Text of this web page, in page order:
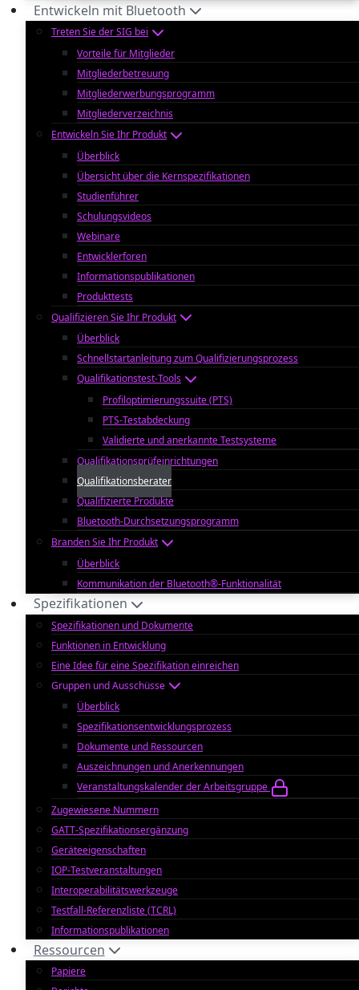
Entwickeln mit Bluetooth
Treten Sie der SIG bei
Vorteile für Mitglieder
Mitgliederbetreuung
Mitgliederwerbungsprogramm
Mitgliederverzeichnis
Entwickeln Sie Ihr Produkt
Überblick
Übersicht über die Kernspezifikationen
Studienführer
Schulungsvideos
Webinare
Entwicklerforen
Informationspublikationen
Produkttests
Qualifizieren Sie Ihr Produkt
Überblick
Schnellstartanleitung zum Qualifizierungsprozess
Qualifikationstest-Tools
Profiloptimierungssuite (PTS)
PTS-Testabdeckung
Validierte und anerkannte Testsysteme
Qualifikationsprüfeinrichtungen
Qualifikationsberater
Qualifizierte Produkte
Bluetooth-Durchsetzungsprogramm
Branden Sie Ihr Produkt
Überblick
Kommunikation der Bluetooth®-Funktionalität
Spezifikationen
Spezifikationen und Dokumente
Funktionen in Entwicklung
Eine Idee für eine Spezifikation einreichen
Gruppen und Ausschüsse
Überblick
Spezifikationsentwicklungsprozess
Dokumente und Ressourcen
Auszeichnungen und Anerkennungen
Veranstaltungskalender der Arbeitsgruppe
Zugewiesene Nummern
GATT-Spezifikationsergänzung
Geräteeigenschaften
IOP-Testveranstaltungen
Interoperabilitätswerkzeuge
Testfall-Referenzliste (TCRL)
Informationspublikationen
Ressourcen
Papiere